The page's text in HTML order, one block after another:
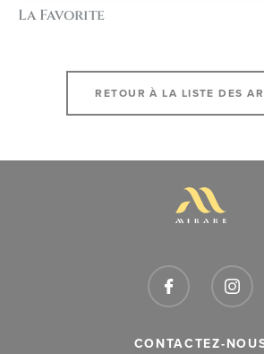
La Favorite
RETOUR À LA LISTE DES
CONTACTEZ-